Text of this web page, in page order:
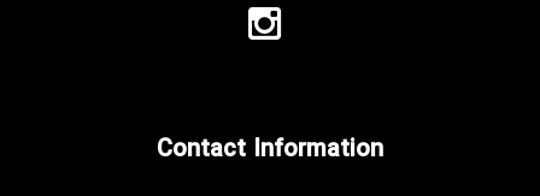
Contact Information